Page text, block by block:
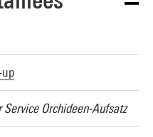
Service Orchideen-Aufsatz